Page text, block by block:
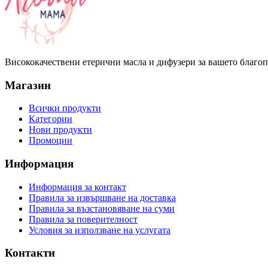
Висококачествени етерични масла и дифузери за вашето
Магазин
Всички продукти
Категории
Нови продукти
Промоции
Информация
Информация за контакт
Правила за извършване на доставка
Правила за възстановяване на суми
Правила за поверителност
Условия за използване на услугата
Контакти